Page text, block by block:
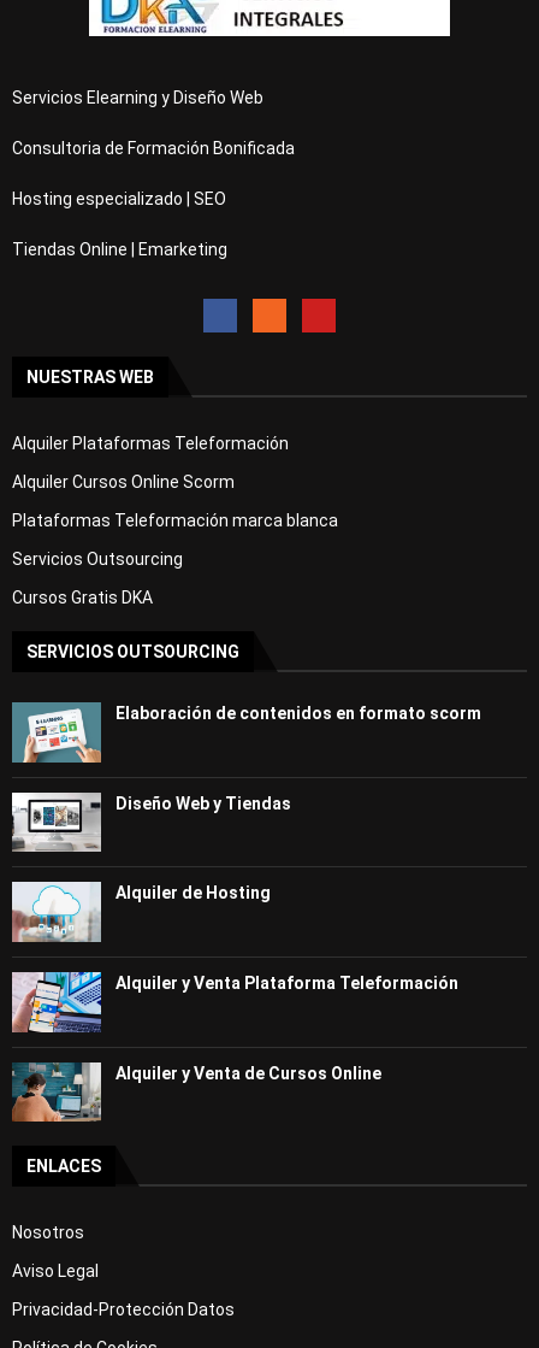
Servicios Elearning y Diseño Web
Consultoria de Formación Bonificada
Hosting especializado | SEO
Tiendas Online | Emarketing
NUESTRAS WEB
Alquiler Plataformas Teleformación
Alquiler Cursos Online Scorm
Plataformas Teleformación marca blanca
Servicios Outsourcing
Cursos Gratis DKA
SERVICIOS OUTSOURCING
Elaboración de contenidos en formato scorm
Diseño Web y Tiendas
Alquiler de Hosting
Alquiler y Venta Plataforma Teleformación
Alquiler y Venta de Cursos Online
ENLACES
Nosotros
Aviso Legal
Privacidad-Protección Datos